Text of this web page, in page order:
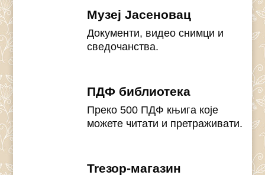
Музеј Јасеновац
Документи, видео снимци и
сведочанства.
ПДФ библиотека
Преко 500 ПДФ књига које
можете читати и претраживати.
Treзор-магазин